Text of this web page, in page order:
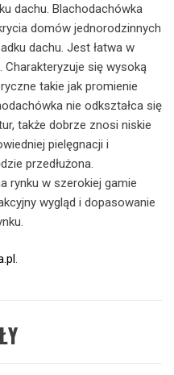
dachu. Blachodachówka
domów jednorodzinnych
dachu. Jest łatwa w
się wysoką
takie jak promienie
nie odkształca się
także dobrze znosi niskie
pielęgnacji i
przedłużona.
rynku w szerokiej gamie
wygląd i dopasowanie
.